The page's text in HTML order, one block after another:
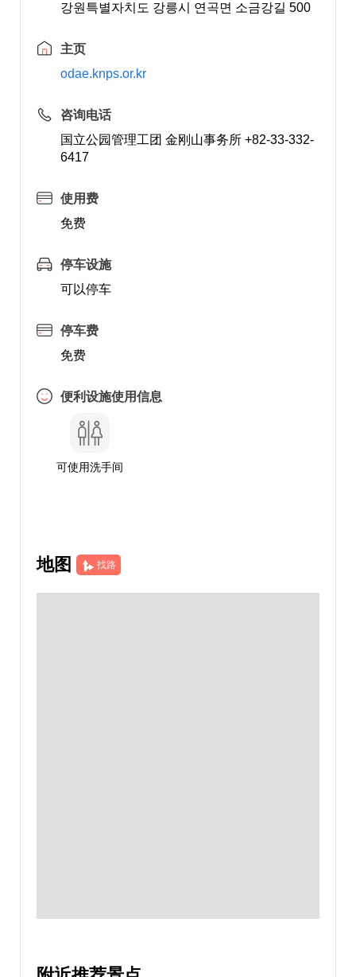
강원특별자치도 강릉시 연곡면 소금강길 500
主页
odae.knps.or.kr
咨询电话
国立公园管理工团 金刚山事务所 +82-33-332-
6417
使用费
免费
停车设施
可以停车
停车费
免费
便利设施使用信息
可使用洗手间
地图 找路